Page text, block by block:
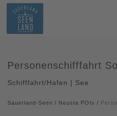
Personenschifffahrt
Schifffahrt/Hafen | See
Sauerland-Seen / Neusta POIs /